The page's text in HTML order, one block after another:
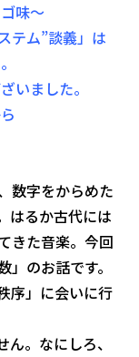
味〜
ム”談義」 は
いました。
数字をからめた
はるか古代には
きた音楽。今回
のお話です。
序」に会いに行
。なにしろ、